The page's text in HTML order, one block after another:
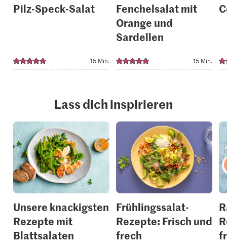
Pilz-Speck-Salat
15 Min.
Fenchelsalat mit
Orange und
Sardellen
15 Min.
Lass dich inspirieren
Unsere knackigsten
Rezepte mit
Blattsalaten
Frühlingssalat-
Rezepte: Frisch und
frech